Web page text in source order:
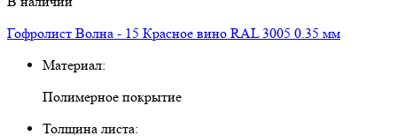
Гофролист Волна - 15 Красное вино RAL 3005 0.35 мм
Материал:
Полимерное покрытие
Толщина листа: